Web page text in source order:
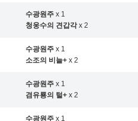
수광원주 x 1
청웅수의 견갑각x 2
수광원주 x 1
소조의 비늘+ x 2
수광원주 x 1
겸유룡의 털+ x 2
수광원주 x 1